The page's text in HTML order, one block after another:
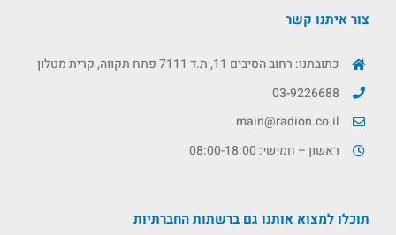
צור איתנו קשר
כתובתנו: רחוב הסיבים 11, ת.ד 7111 פתח תקווה, קרית מטלון
03-9226688
main@radion.co.il
ראשון – חמישי: 08:00-18:00
תוכלו למצוא אותנו גם ברשתות החברתיות